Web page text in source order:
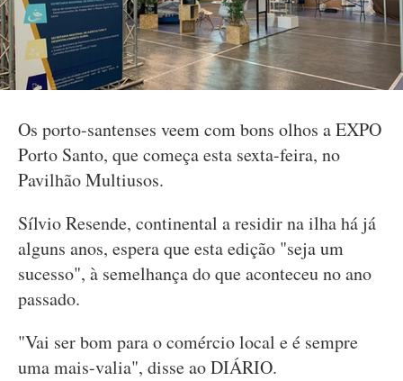
Os porto-santenses veem com bons olhos a EXPO
Porto Santo, que começa esta sexta-feira, no
Pavilhão Multiusos.
Sílvio Resende, continental a residir na ilha há já
alguns anos, espera que esta edição "seja um
sucesso", à semelhança do que aconteceu no ano
passado.
"Vai ser bom para o comércio local e é sempre
uma mais-valia", disse ao DIÁRIO.